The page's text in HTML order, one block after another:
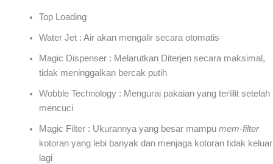
Top Loading
Water Jet : Air akan mengalir secara otomatis
Magic Dispenser : Melarutkan Diterjen secara maksimal,
tidak meninggalkan bercak putih
Wobble Technology : Mengurai pakaian yang terlilit setelah
mencuci
Magic Filter : Ukurannya yang besar mampu mem-filter
kotoran yang lebi banyak dan menjaga kotoran tidak keluar
lagi